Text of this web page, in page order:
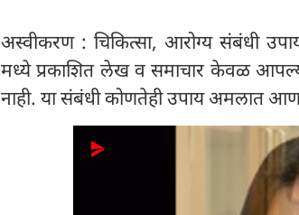
अस्वीकरण : चिकित्सा, आरोग्य संबंधी
मध्ये प्रकाशित लेख व समाचार केवळ
नाही. या संबंधी कोणतेही उपाय अमलात